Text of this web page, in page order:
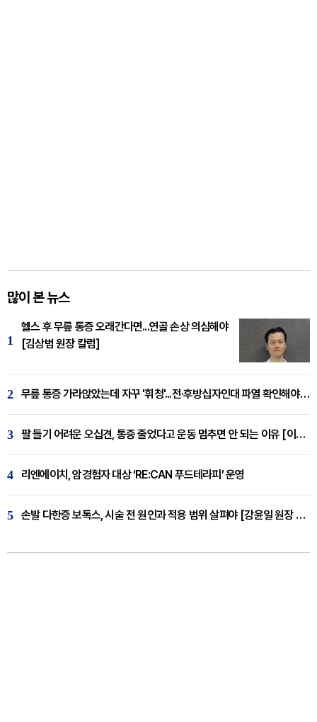
많이 본 뉴스
1
헬스 후 무릎 통증 오래간다면...연골 손상 의심해야
[김상범 원장 칼럼]
2 무릎 통증 가라앉았는데 자꾸 '휘청'...전·후방십자인대 파열 확인해야 [곽우경 원장 칼럼]
3 팔 들기 어려운 오십견, 통증 줄었다고 운동 멈추면 안 되는 이유 [이병욱 원장 칼럼]
4 리엔에이치, 암경험자 대상 ‘RE:CAN 푸드테라피’ 운영
5 손발 다한증 보톡스, 시술 전 원인과 적용 범위 살펴야 [강윤일 원장 칼럼]